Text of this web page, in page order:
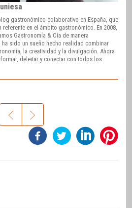
gastronómico colaborativo en España, que
en el ámbito gastronómico. En 2008,
Gastronomía & Cía de manera
sido un sueño hecho realidad combinar
la creatividad y la divulgación. Ahora
deleitar y conectar con todos los